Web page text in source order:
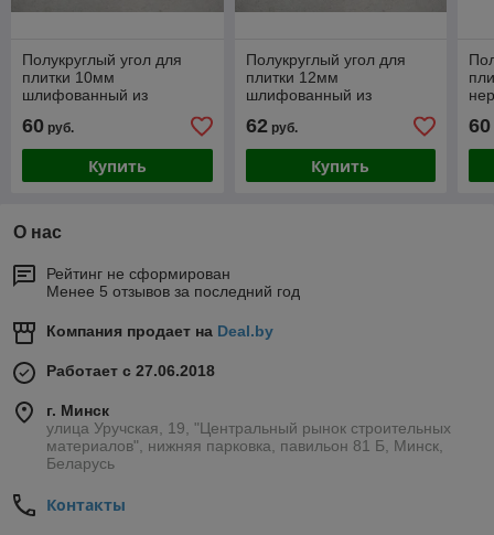
Полукруглый угол для
плитки 10мм
шлифованный из
нержавеющей стали 270
см
60 руб.
Купить
Полукруглый угол для
плитки 12мм
шлифованный из
нержавеющей стали 270
см
62руб.
Купить
60
О нас
Рейтинг не сформирован
Менее 5 отзывов за последний год
Компания продает на Deal.by
Работает с 27.06.2018
г. Минск
улица Уручская, 19, "Центральный рынок строительных
материалов", нижняя парковка, павильон 81 Б, Минск,
Беларусь
Контакты